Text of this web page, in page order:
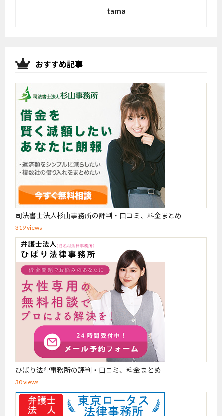
tama
おすすめ記事
司法書士法人杉山事務所の評判・口コミ、料金まとめ
319 views
ひばり法律事務所の評判・口コミ、料金まとめ
30 views